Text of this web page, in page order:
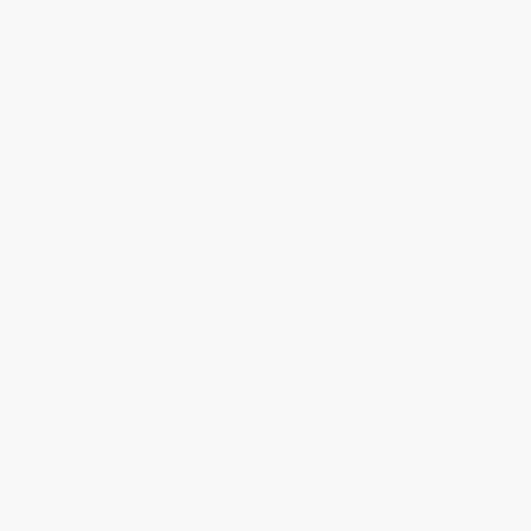
Öffnungszeiten und Informationen zu
erfolgt sind.
Raum werden aufgegriffen.